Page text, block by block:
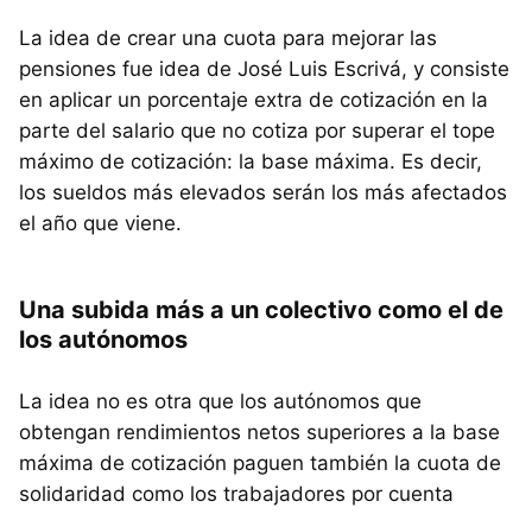
La idea de crear una cuota para mejorar las
pensiones fue idea de José Luis Escrivá, y consiste
en aplicar un porcentaje extra de cotización en la
parte del salario que no cotiza por superar el tope
máximo de cotización: la base máxima. Es decir,
los sueldos más elevados serán los más afectados
el año que viene.
Una subida más a un colectivo como el de
los autónomos
La idea no es otra que los autónomos que
obtengan rendimientos netos superiores a la base
máxima de cotización paguen también la cuota de
solidaridad como los trabajadores por cuenta